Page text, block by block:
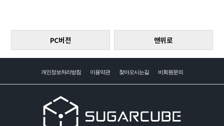
PC버전 맨위로
개인정보처리방침 이용약관 찾아오시는길 비회원문의